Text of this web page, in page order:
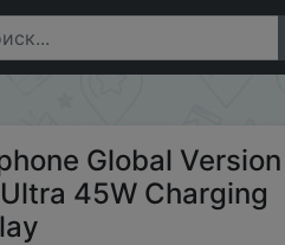
50MP Camera 6.67"
Global Version
45W Charging